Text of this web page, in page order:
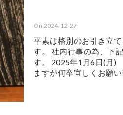
On 2024-12-27
平素は格別のお引き立
す。 社内行事の為、下
す。 2025年1月6日(月)
ますが何卒宜しくお願い